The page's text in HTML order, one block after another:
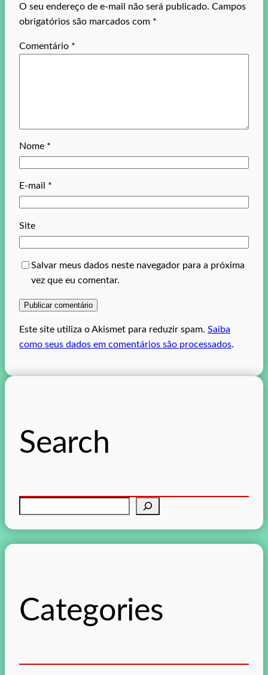
O seu endereço de e-mail não será publicado. Campos
obrigatórios são marcados com *
Comentário *
Nome *
E-mail *
Site
Salvar meus dados neste navegador para a próxima
vez que eu comentar.
Este site utiliza o Akismet para reduzir spam. Saiba
como seus dados em comentários são processados.
Search
aCategories